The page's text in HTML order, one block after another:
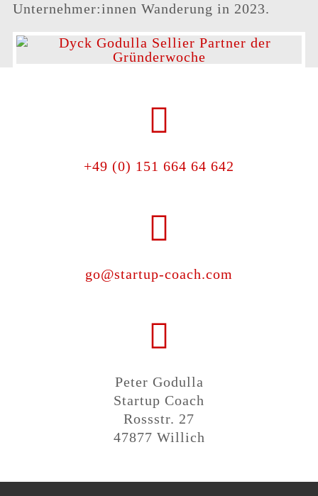
Unternehmer:innen Wanderung in 2023.
+49 (0) 151 664 64 642
go@startup-coach.com
Peter Godulla
Startup Coach
Rossstr. 27
47877 Willich